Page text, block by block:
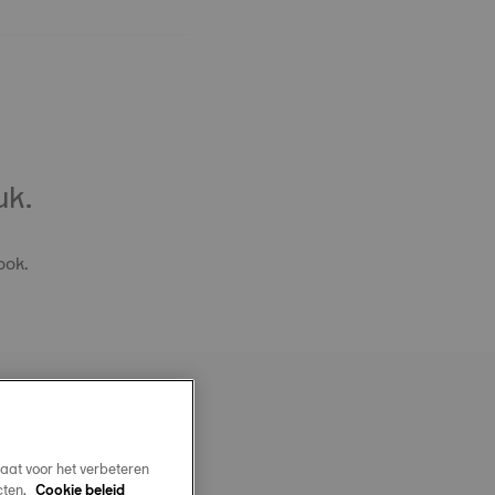
STEEL MILANAIS
voor het verbeteren
Cookie beleid